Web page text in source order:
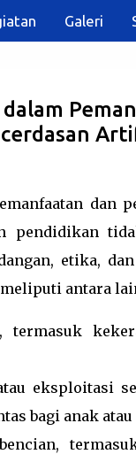
Galeri
dan
pendidikan
etika,
antara
termasuk
eksploitasi
bagi anak